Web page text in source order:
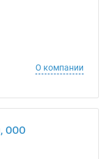
О компании
ООО